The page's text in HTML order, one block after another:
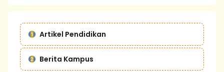
Artikel Pendidikan
Berita Kampus